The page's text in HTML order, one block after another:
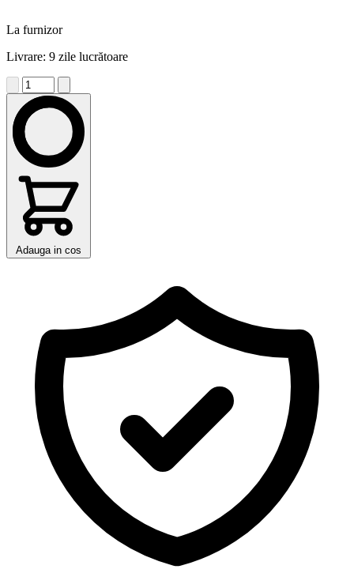
La furnizor
Livrare: 9 zile lucrătoare
Adauga in cos